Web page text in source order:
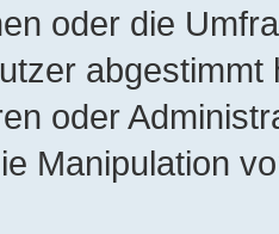
oder die
oder
Manipulation